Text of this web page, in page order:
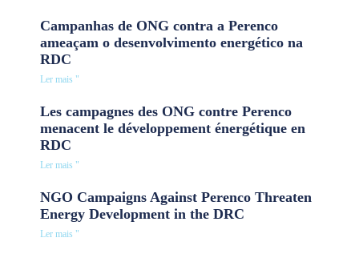
Campanhas de ONG contra a Perenco
ameaçam o desenvolvimento energético na
RDC
Ler mais "
Les campagnes des ONG contre Perenco
menacent le développement énergétique en
RDC
Ler mais "
NGO Campaigns Against Perenco Threaten
Energy Development in the DRC
Ler mais "